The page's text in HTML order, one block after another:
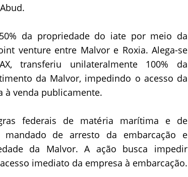
da propriedade do iate por meio da
venture entre Malvor e Roxia. Alega-se
transferiu unilateralmente 100% da
da Malvor, impedindo o acesso da
à venda publicamente.
federais de matéria marítima e de
de arresto da embarcação e
da Malvor. A ação busca impedir
imediato da empresa à embarcação.